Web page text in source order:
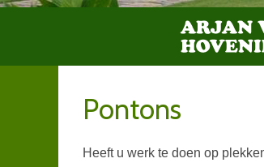
Pontons
Heeft u werk te doen op